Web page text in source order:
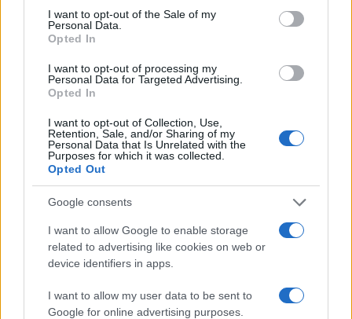
consent section.
I want to opt-out of the Sale of my
Personal Data.
Opted In
I want to opt-out of processing my
Personal Data for Targeted Advertising.
Opted In
I want to opt-out of Collection, Use,
Retention, Sale, and/or Sharing of my
Personal Data that Is Unrelated with the
Purposes for which it was collected.
Opted Out
Google consents
I want to allow Google to enable storage
related to advertising like cookies on web or
device identifiers in apps.
I want to allow my user data to be sent to
Google for online advertising purposes.
FUORI PORTA